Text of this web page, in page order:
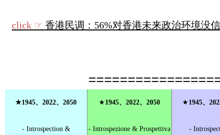
click ☞ 香港民调：56%对香港未来政治环境没
★1945、2022、2050 ★1945、2022、2050 ★1945、
- Introspection &
- Introspezione & Prospettiva
-